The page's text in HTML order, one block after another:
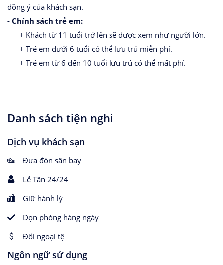
đồng ý của khách sạn.
- Chính sách trẻ em:
+ Khách từ 11 tuổi trở lên sẽ được xem như người lớn.
+ Trẻ em dưới 6 tuổi có thể lưu trú miễn phí.
+ Trẻ em từ 6 đến 10 tuổi lưu trú có thể mất phí.
Danh sách tiện nghi
Dịch vụ khách sạn
Đưa đón sân bay
Lễ Tân 24/24
Giữ hành lý
Dọn phòng hàng ngày
Đổi ngoại tệ
Ngôn ngữ sử dụng